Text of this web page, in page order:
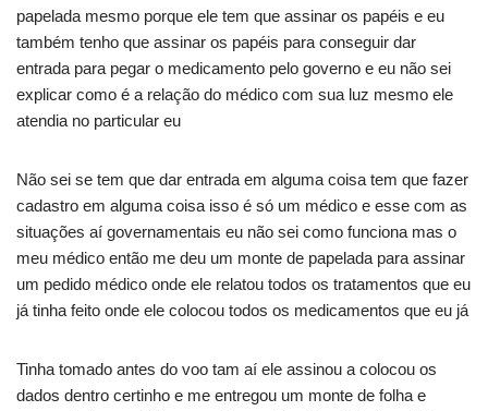
papelada mesmo porque ele tem que assinar os papéis e eu
também tenho que assinar os papéis para conseguir dar
entrada para pegar o medicamento pelo governo e eu não sei
explicar como é a relação do médico com sua luz mesmo ele
atendia no particular eu
Não sei se tem que dar entrada em alguma coisa tem que fazer
cadastro em alguma coisa isso é só um médico e esse com as
situações aí governamentais eu não sei como funciona mas o
meu médico então me deu um monte de papelada para assinar
um pedido médico onde ele relatou todos os tratamentos que eu
já tinha feito onde ele colocou todos os medicamentos que eu já
Tinha tomado antes do voo tam aí ele assinou a colocou os
dados dentro certinho e me entregou um monte de folha e